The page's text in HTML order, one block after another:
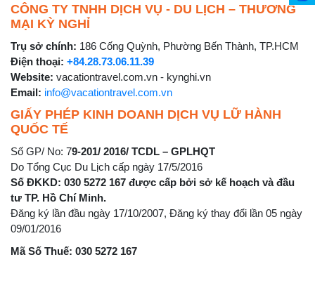
CÔNG TY TNHH DỊCH VỤ - DU LỊCH – THƯƠNG
MẠI KỲ NGHỈ
Trụ sở chính: 186 Cống Quỳnh, Phường Bến Thành, TP.HCM
Điện thoại: +84.28.73.06.11.39
Website: vacationtravel.com.vn - kynghi.vn
Email: info@vacationtravel.com.vn
GIẤY PHÉP KINH DOANH DỊCH VỤ LỮ HÀNH
QUỐC TẾ
Số GP/ No: 79-201/ 2016/ TCDL – GPLHQT
Do Tổng Cục Du Lịch cấp ngày 17/5/2016
Số ĐKKD: 030 5272 167 được cấp bởi sở kế hoạch và đầu
tư TP. Hồ Chí Minh.
Đăng ký lần đầu ngày 17/10/2007, Đăng ký thay đổi lần 05 ngày
09/01/2016
Mã Số Thuế: 030 5272 167